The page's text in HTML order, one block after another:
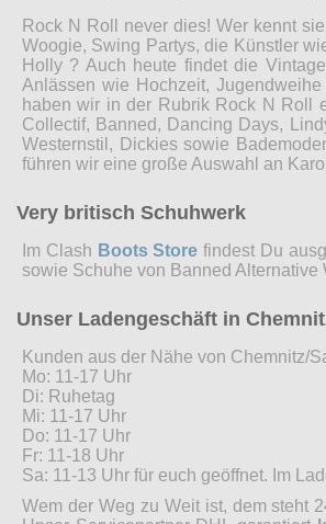
Rock N Roll never dies! Wer kennt
Woogie, Swing Partys, die Künstler
Holly ? Auch heute findet die
Anlässen wie Hochzeit,
haben wir in der Rubrik Rock N Roll
Collectif, Banned, Dancing Days,
Westernstil, Dickies sowie
führen wir eine große Auswahl an
Very britisch Schuhwerk
Im Clash Boots Store findest Du
sowie Schuhe von Banned Alternative
Unser Ladengeschäft in
Kunden aus der Nähe von Chemnitz/
Mo: 11-17 Uhr
Di: Ruhetag
Mi: 11-17 Uhr
Do: 11-17 Uhr
Fr: 11-18 Uhr
Sa: 11-13 Uhr für euch geöffnet. Im
Wem der Weg zu Weit ist, dem steht